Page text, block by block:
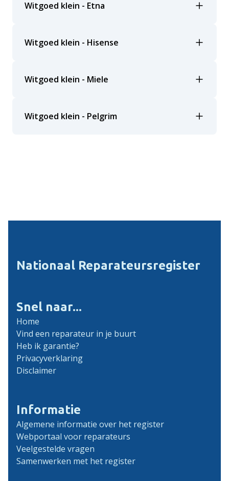
Witgoed klein - Etna
Witgoed klein - Hisense
Witgoed klein - Miele
Witgoed klein - Pelgrim
Nationaal Reparateursregister
Snel naar...
Home
Vind een reparateur in je buurt
Heb ik garantie?
Privacyverklaring
Disclaimer
Informatie
Algemene informatie over het register
Webportaal voor reparateurs
Veelgestelde vragen
Samenwerken met het register